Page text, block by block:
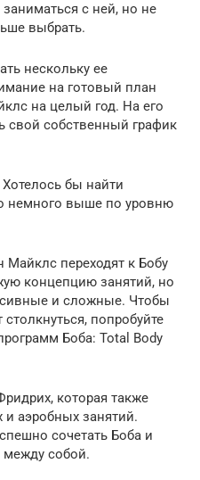
с ней, но не
выбрать.
нескольку ее
на готовый план
на целый год. На его
свой собственный график
бы найти
немного выше по уровню
переходят к Бобу
концепцию занятий, но
и сложные. Чтобы
попробуйте
Боба: Total Body
которая также
аэробных занятий.
сочетать Боба и
между собой.